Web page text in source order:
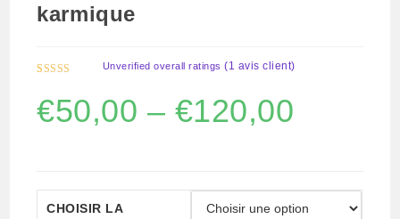
karmique
sur 5 basé
surnotation
Unverified overall ratings (1 avis client)
€50,00 – €120,00
CHOISIR LA